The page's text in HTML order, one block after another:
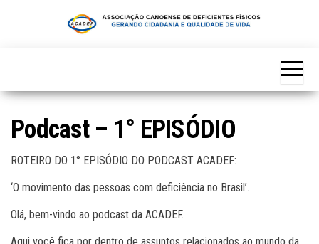
Podcast – 1° EPISÓDIO
ROTEIRO DO 1° EPISÓDIO DO PODCAST ACADEF:
‘O movimento das pessoas com deficiência no Brasil’.
Olá, bem-vindo ao podcast da ACADEF.